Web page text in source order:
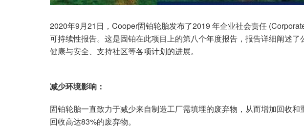
2020年9月21日，Cooper固铂轮胎发布了2019 年企业社会责任
可持续性报告。这是固铂在此项目上的第八个年度报告，报告详细阐述
健康与安全、支持社区等各项计划的进展。
减少环境影响：
固铂轮胎一直致力于减少来自制造工厂需填埋的废弃物，从而增加回收
回收高达83%的废弃物。